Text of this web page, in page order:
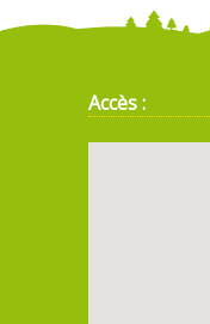
Accès :